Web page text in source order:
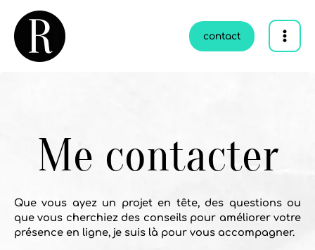
contenu
contact
Me contacter
Que vous ayez un projet en tête, des questions ou
que vous cherchiez des conseils pour améliorer votre
présence en ligne, je suis là pour vous accompagner.